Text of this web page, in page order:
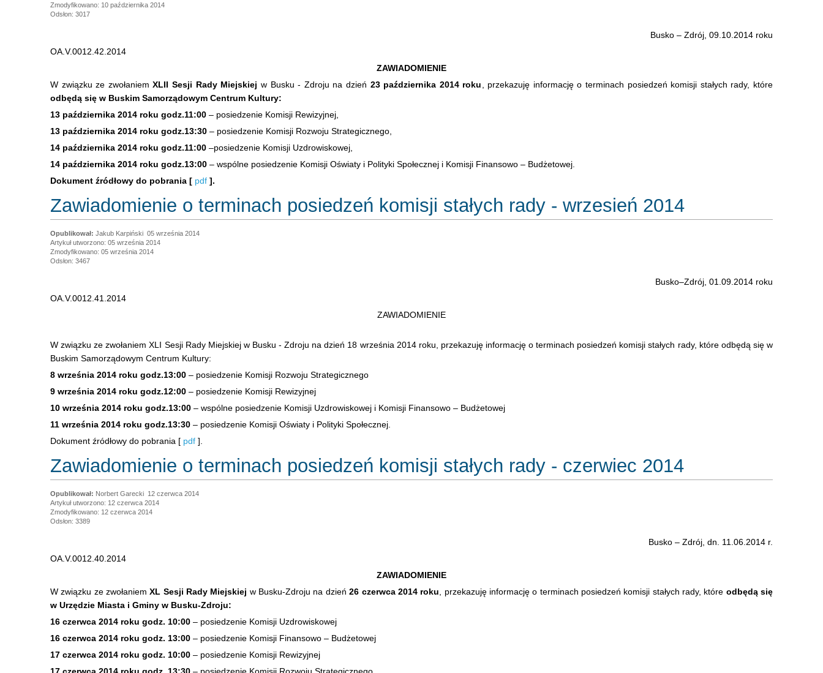
Zmodyfikowano: 10 października 2014
Odsłon: 3017
Busko – Zdrój, 09.10.2014 roku
OA.V.0012.42.2014
ZAWIADOMIENIE
W związku ze zwołaniemXLII Sesji Rady Miejskiej w Busku - Zdroju na dzień 23 października 2014 roku , przekazuję informację o terminach posiedzeń komisji stałych rady, które
odbędą się w Buskim Samorządowym Centrum Kultury:
13 października 2014 roku godz.11:00 – posiedzenie Komisji Rewizyjnej,
13 października 2014 roku godz.13:30 – posiedzenie Komisji Rozwoju Strategicznego,
14 października 2014 roku godz.11:00 –posiedzenie Komisji Uzdrowiskowej,
14 października 2014 roku godz.13:00 – wspólne posiedzenie Komisji Oświaty i Polityki Społecznej i Komisji Finansowo – Budżetowej.
Dokument źródłowy do pobrania [ pdf ].
Zawiadomienie o terminach posiedzeń komisji stałych rady - wrzesień 2014
Jakub Karpiński 05 września 2014
Artykuł utworzono: 05 września 2014
Zmodyfikowano: 05 września 2014
Odsłon: 3467
Busko–Zdrój, 01.09.2014 roku
OA.V.0012.41.2014
ZAWIADOMIENIE
W związku ze zwołaniem XLI Sesji Rady Miejskiej w Busku - Zdroju na dzień 18 września 2014 roku, przekazuję informację o terminach posiedzeń komisji stałych rady, które odbędą się w
Buskim Samorządowym Centrum Kultury:
8 września 2014 roku godz.13:00 – posiedzenie Komisji Rozwoju Strategicznego
9 września 2014 roku godz.12:00 – posiedzenie Komisji Rewizyjnej
10 września 2014 roku godz.13:00 – wspólne posiedzenie Komisji Uzdrowiskowej i Komisji Finansowo – Budżetowej
11 września 2014 roku godz.13:30 – posiedzenie Komisji Oświaty i Polityki Społecznej.
Dokument źródłowy do pobrania [ pdf ].
Zawiadomienie o terminach posiedzeń komisji stałych rady - czerwiec 2014
Norbert Garecki 12 czerwca 2014
Artykuł utworzono: 12 czerwca 2014
Zmodyfikowano: 12 czerwca 2014
Odsłon: 3389
Busko – Zdrój, dn. 11.06.2014 r.
OA.V.0012.40.2014
ZAWIADOMIENIE
W związku ze zwołaniemXL Sesji Rady Miejskiej w Busku-Zdroju na dzień26 czerwca 2014 roku , przekazuję informację o terminach posiedzeń komisji stałych rady, które odbędą się
w Urzędzie Miasta i Gminy w Busku-Zdroju:
16 czerwca 2014 roku godz. 10:00 – posiedzenie Komisji Uzdrowiskowej
16 czerwca 2014 roku godz. 13:00 – posiedzenie Komisji Finansowo – Budżetowej
17 czerwca 2014 roku godz. 10:00 – posiedzenie Komisji Rewizyjnej